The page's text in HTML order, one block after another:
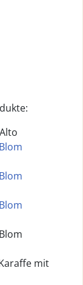
mit